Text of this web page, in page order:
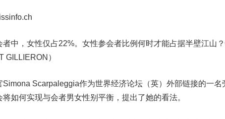
，女性仅占22%。女性参会者比例何时才能占据半壁江山
GILLIERON）
Scarpaleggia作为世界经济论坛（英）外部链接的一名
如何实现与会者男女性别平衡，提出了她的看法。